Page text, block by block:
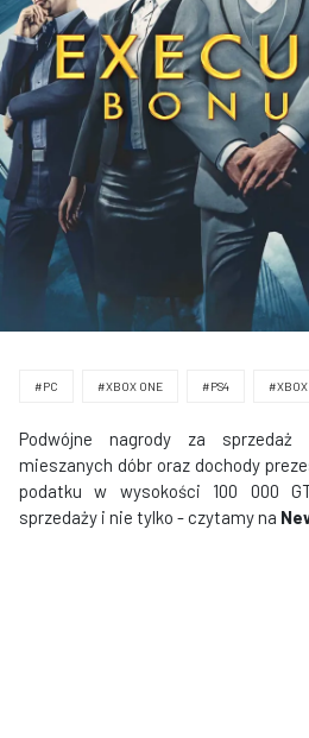
#PC #XBOX ONE #PS4 #XBOX
Podwójne nagrody za sprzedaż
mieszanych dóbr oraz dochody
podatku w wysokości 100 000
sprzedaży i nie tylko - czytamy na